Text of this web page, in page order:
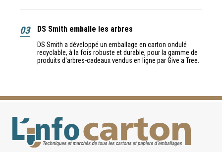
03 DS Smith emballe les arbres
DS Smith a développé un emballage en carton ondulé
recyclable, à la fois robuste et durable, pour la gamme de
produits d'arbres-cadeaux vendus en ligne par Give a Tree.